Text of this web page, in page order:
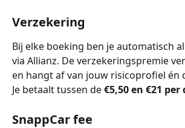
Verzekering
Bij elke boeking ben je automatisch
via Allianz. De verzekeringspremie
en hangt af van jouw risicoprofiel én
Je betaalt tussen de €5,50 en €21 per
SnappCar fee